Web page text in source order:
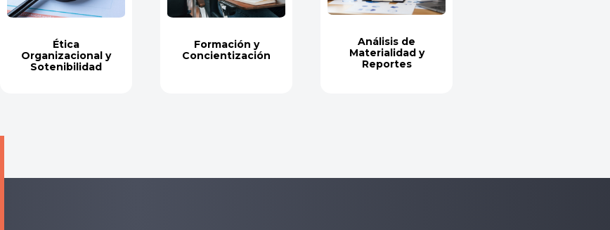
Ética
Organizacional y
Sotenibilidad
Formación y
Concientización
Análisis de
Materialidad y
Reportes